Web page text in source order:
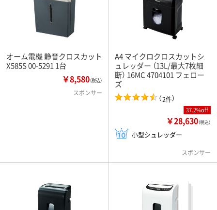
オーム電機 静音クロスカット
X585S 00-5291 1台
￥8,580（税込）
スポンサー
A4 マイクロクロスカットシ
ュレッダー （13L/最大7枚細
断） 16MC 4704101 フェロー
ズ
（2件）
37.2%off
￥28,630（税込）
小型シュレッダー
スポンサー